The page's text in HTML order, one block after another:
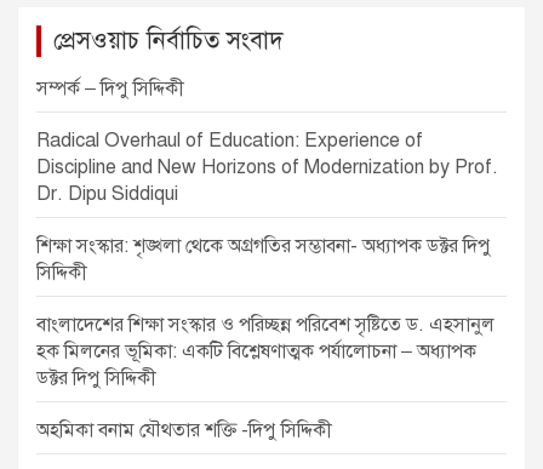
প্রেসওয়াচ নির্বাচিত সংবাদ
সম্পর্ক – দিপু সিদ্দিকী
Radical Overhaul of Education: Experience of
Discipline and New Horizons of Modernization by Prof.
Dr. Dipu Siddiqui
শিক্ষা সংস্কার: শৃঙ্খলা থেকে অগ্রগতির সম্ভাবনা- অধ্যাপক ডক্টর দিপু
সিদ্দিকী
বাংলাদেশের শিক্ষা সংস্কার ও পরিচ্ছন্ন পরিবেশ সৃষ্টিতে ড. এহসানুল
হক মিলনের ভূমিকা: একটি বিশ্লেষণাত্মক পর্যালোচনা – অধ্যাপক
ডক্টর দিপু সিদ্দিকী
অহমিকা বনাম যৌথতার শক্তি -দিপু সিদ্দিকী